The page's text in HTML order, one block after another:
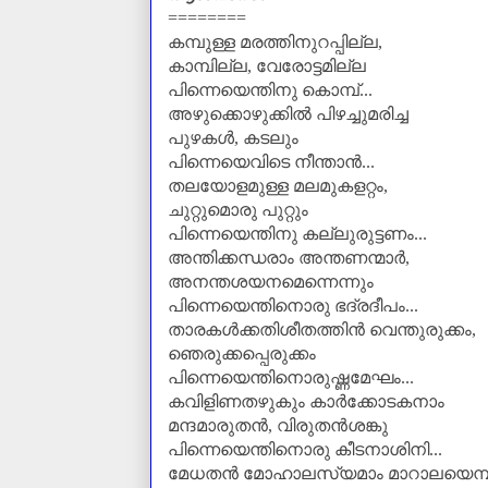
========
കമ്പുള്ള മരത്തിനുറപ്പില്ല,
കാമ്പില്ല, വേരോട്ടമില്ല
പിന്നെയെന്തിനു കൊമ്പ്...
അഴുക്കൊഴുക്കിൽ പിഴച്ചുമരിച്ച
പുഴകൾ, കടലും
പിന്നെയെവിടെ നീന്താൻ...
തലയോളമുള്ള മലമുകളറ്റം,
ചുറ്റുമൊരു പുറ്റും
പിന്നെയെന്തിനു കല്ലുരുട്ടണം...
അന്തിക്കന്ധരാം അന്തണന്മാർ,
അനന്തശയനമെന്നെന്നും
പിന്നെയെന്തിനൊരു ഭദ്രദീപം...
താരകൾക്കതിശീതത്തിൻ വെന്തുരുക്കം,
ഞെരുക്കപ്പെരുക്കം
പിന്നെയെന്തിനൊരുഷ്ണമേഘം...
കവിളിണതഴുകും കാർക്കോടകനാം
മന്ദമാരുതൻ, വിരുതൻശങ്കു
പിന്നെയെന്തിനൊരു കീടനാശിനി...
മേധതൻ മോഹാലസ്യമാം